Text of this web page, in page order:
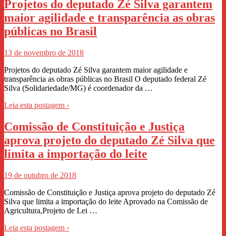
Projetos do deputado Zé Silva garantem
maior agilidade e transparência as obras
públicas no Brasil
13 de novembro de 2018
Projetos do deputado Zé Silva garantem maior agilidade e
transparência as obras públicas no Brasil O deputado federal Zé
Silva (Solidariedade/MG) é coordenador da …
Leia esta postagem ›
Comissão de Constituição e Justiça
aprova projeto do deputado Zé Silva que
limita a importação do leite
19 de outubro de 2018
Comissão de Constituição e Justiça aprova projeto do deputado Zé
Silva que limita a importação do leite Aprovado na Comissão de
Agricultura,Projeto de Lei …
Leia esta postagem ›